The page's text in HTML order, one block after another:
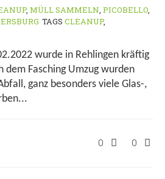
, MÜLL SAMMELN, PICOBELLO,
TAGS CLEANUP,
wurde in Rehlingen kräftig
dem Fasching Umzug wurden
ganz besonders viele Glas-,
0 0